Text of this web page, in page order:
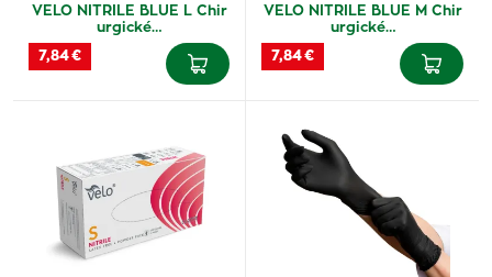
VELO NITRILE BLUE L Chir
urgické…
7,84 €
VELO NITRILE BLUE M Chir
urgické…
7,84 €